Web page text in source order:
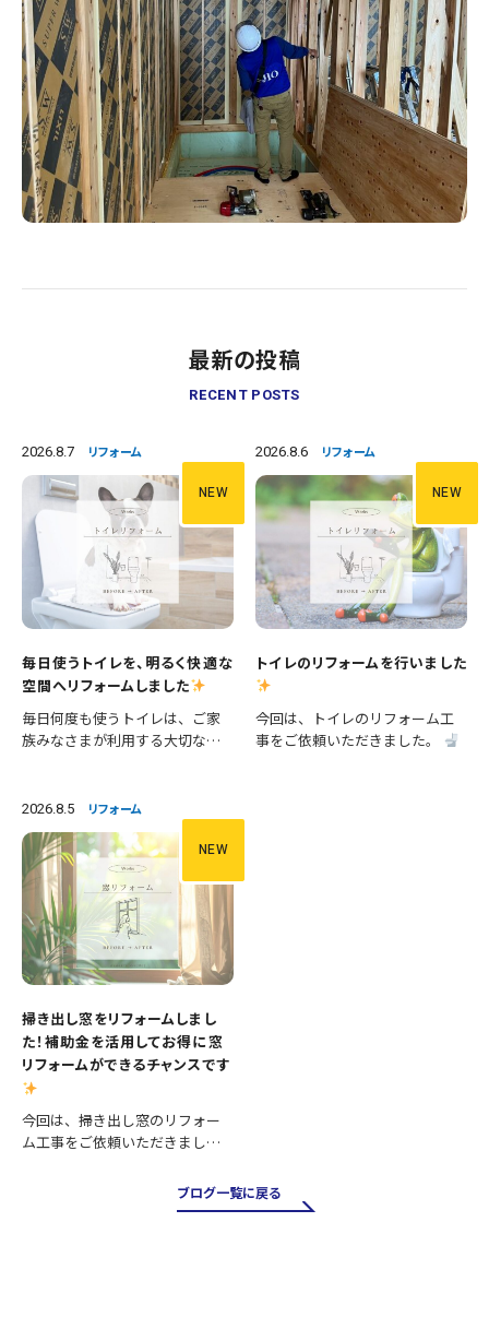
最新の投稿
RECENT POSTS
2026.8.7 リフォーム
NEW
毎日使うトイレを、明るく快適な
空間へリフォームしました
毎日何度も使うトイレは、ご家
族みなさまが利用する大切な空
い、清潔感あふれる明るいトイ
レへとリフォームしました。 施
工内容 ・便器交換 ・紙巻き器…
2026.8.6 リフォーム
NEW
トイレのリフォームを行いました
今回は、トイレのリフォーム工
事をご依頼いただきました。
2026.8.5 リフォーム
NEW
掃き出し窓をリフォームしまし
た！補助金を活用してお得に窓
リフォームができるチャンスです
今回は、掃き出し窓のリフォー
ム工事をご依頼いただきまし
が良く、お庭やバルコニーへの
出入りにも便利ですが、その一
ブログ一覧に戻る